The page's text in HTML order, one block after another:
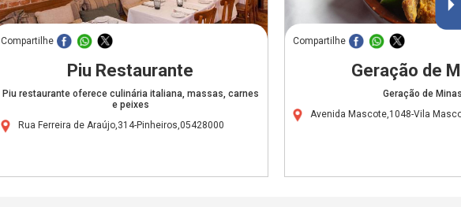
Compartilhe
Piu Restaurante
Piu restaurante oferece culinária italiana, massas, carnes
e peixes
Rua Ferreira de Araújo,314-Pinheiros,05428000
Compartilhe
Geração de
Geração de
Avenida Mascote,1048-Vila